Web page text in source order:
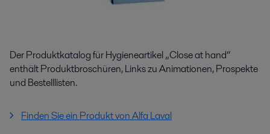
Der Produktkatalog für Hygieneartikel „Close at hand“
enthält Produktbroschüren, Links zu Animationen, Prospekte
und Bestelllisten.
Finden Sie ein Produkt von Alfa Laval